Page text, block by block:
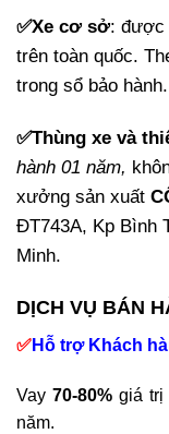
✅Xe cơ sở: được
trên toàn quốc.
trong sổ bảo hành.
✅Thùng xe và
hành 01 năm,
xưởng sản xuất
ĐT743A, Kp Bình
Minh.
DỊCH VỤ BÁN
✅Hỗ trợ Khách
Vay 70-80% giá trị
năm.